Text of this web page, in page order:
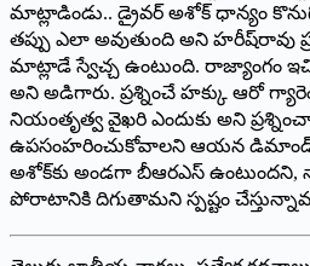
మాట్లాడిండు.. డ్రైవర్ అశోక్ ధాన్యం
తప్పు ఎలా అవుతుంది అని హరీష్‌రావు
మాట్లాడే స్వేచ్చ ఉంటుంది. రాజ్యాంగం
అని అడిగారు. ప్రశ్నించే హక్కు ఆరో
నియంతృత్వ వైఖరి ఎందుకు అని
ఉపసంహరించుకోవాలని ఆయన డిమాండ్
అశోక్‌కు అండగా బీఆరఎస్ ఉంటుందని,
పోరాటానికి దిగుతామని స్పష్టం